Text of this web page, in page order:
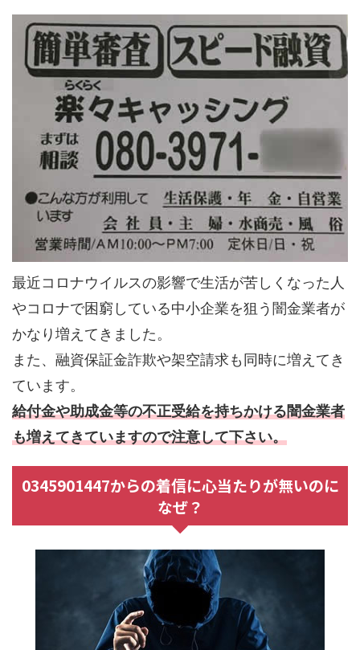
最近コロナウイルスの影響で生活が苦しくなった人
やコロナで困窮している中小企業を狙う闇金業者が
かなり増えてきました。
また、融資保証金詐欺や架空請求も同時に増えてき
ています。
給付金や助成金等の不正受給を持ちかける闇金業者
も増えてきていますので注意して下さい。
0345901447からの着信に心当たりが無いのに
なぜ？